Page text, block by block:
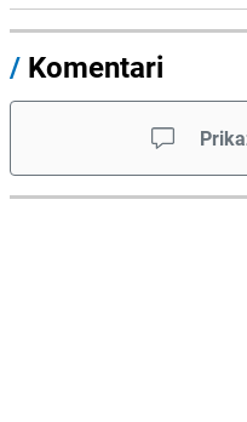
/ Komentari